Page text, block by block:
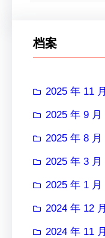
档案
2025 年 11 月
2025 年 9 月
2025 年 8 月
2025 年 3 月
2025 年 1 月
2024 年 12 月
2024 年 11 月